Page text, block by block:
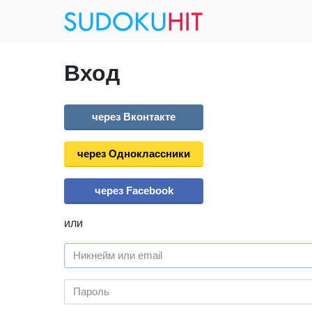
Вход
через Вконтакте
через Одноклассники
через Facebook
или